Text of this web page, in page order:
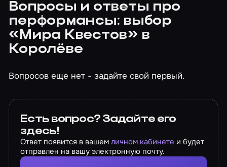
Вопросы и ответы про
перформансы: выбор
«Мира Квестов» в
Королёве
Вопросов еще нет - задайте свой первый.
Есть вопрос? Задайте его
здесь!
Ответ появится в вашемличном кабинете и будет
отправлен на вашу электронную почту.